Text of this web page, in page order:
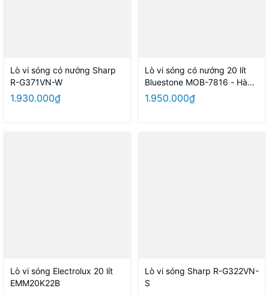
Lò vi sóng có nướng Sharp
R-G371VN-W
1.930.000₫
Lò vi sóng có nướng 20 lít
Bluestone MOB-7816 - Hàng
chính hãng
1.950.000₫
Lò vi sóng Electrolux 20 lít
EMM20K22B
Lò vi sóng Sharp R-G322VN-
S